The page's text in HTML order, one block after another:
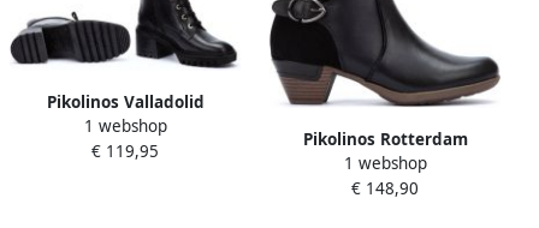
Pikolinos Valladolid
Enkellaars voor dames
Black Dames
1 webshop
€ 119,95
Pikolinos Rotterdam
Dameslaars Zwart Black
Dames
1 webshop
€ 148,90